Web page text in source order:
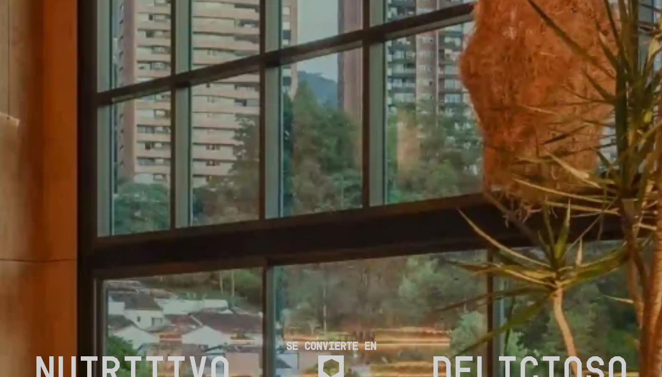
SE CONVIERTE EN